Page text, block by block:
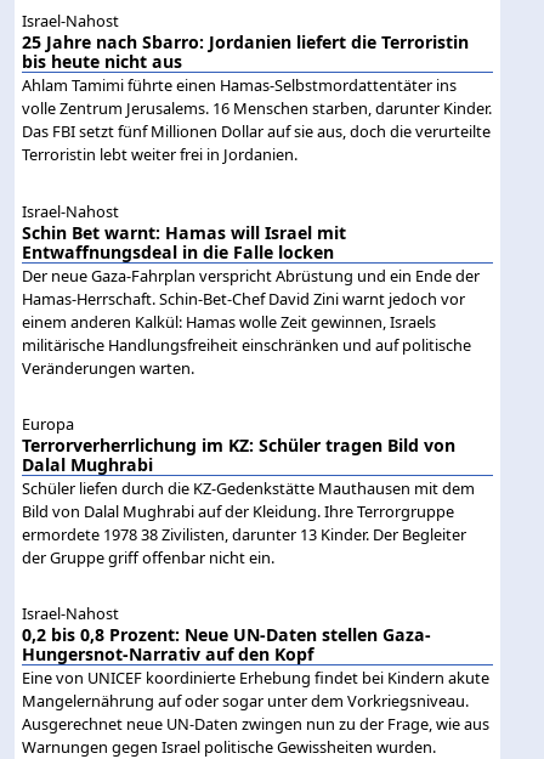
Israel-Nahost
25 Jahre nach Sbarro: Jordanien liefert die Terroristin
bis heute nicht aus
Ahlam Tamimi führte einen Hamas-Selbstmordattentäter ins
volle Zentrum Jerusalems. 16 Menschen starben, darunter Kinder.
Das FBI setzt fünf Millionen Dollar auf sie aus, doch die verurteilte
Terroristin lebt weiter frei in Jordanien.
Israel-Nahost
Schin Bet warnt: Hamas will Israel mit
Entwaffnungsdeal in die Falle locken
Der neue Gaza-Fahrplan verspricht Abrüstung und ein Ende der
Hamas-Herrschaft. Schin-Bet-Chef David Zini warnt jedoch vor
einem anderen Kalkül: Hamas wolle Zeit gewinnen, Israels
militärische Handlungsfreiheit einschränken und auf politische
Veränderungen warten.
Europa
Terrorverherrlichung im KZ: Schüler tragen Bild von
Dalal Mughrabi
Schüler liefen durch die KZ-Gedenkstätte Mauthausen mit dem
Bild von Dalal Mughrabi auf der Kleidung. Ihre Terrorgruppe
ermordete 1978 38 Zivilisten, darunter 13 Kinder. Der Begleiter
der Gruppe griff offenbar nicht ein.
Israel-Nahost
0,2 bis 0,8 Prozent: Neue UN-Daten stellen Gaza-
Hungersnot-Narrativ auf den Kopf
Eine von UNICEF koordinierte Erhebung findet bei Kindern akute
Mangelernährung auf oder sogar unter dem Vorkriegsniveau.
Ausgerechnet neue UN-Daten zwingen nun zu der Frage, wie aus
Warnungen gegen Israel politische Gewissheiten wurden.